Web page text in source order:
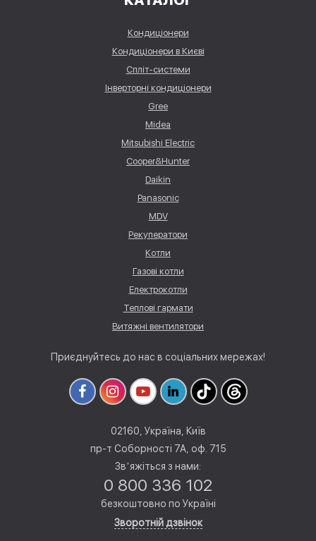
Кондиціонери
Кондиціонери в Києві
Спліт-системи
Інверторні кондиціонери
Gree
Midea
Mitsubishi Electric
Cooper&Hunter
Daikin
Panasonic
MDV
Рекуператори
Котли
Газові котли
Електрокотли
Теплові гармати
Витяжні вентилятори
Приєднуйтесь до нас в соціальних мережах!
02160, Україна, Київ
пр-т Соборності 7А, оф. 715
Звʼяжіться з нами:
0 800 336 102
безкоштовно по Україні
Зворотній дзвінок